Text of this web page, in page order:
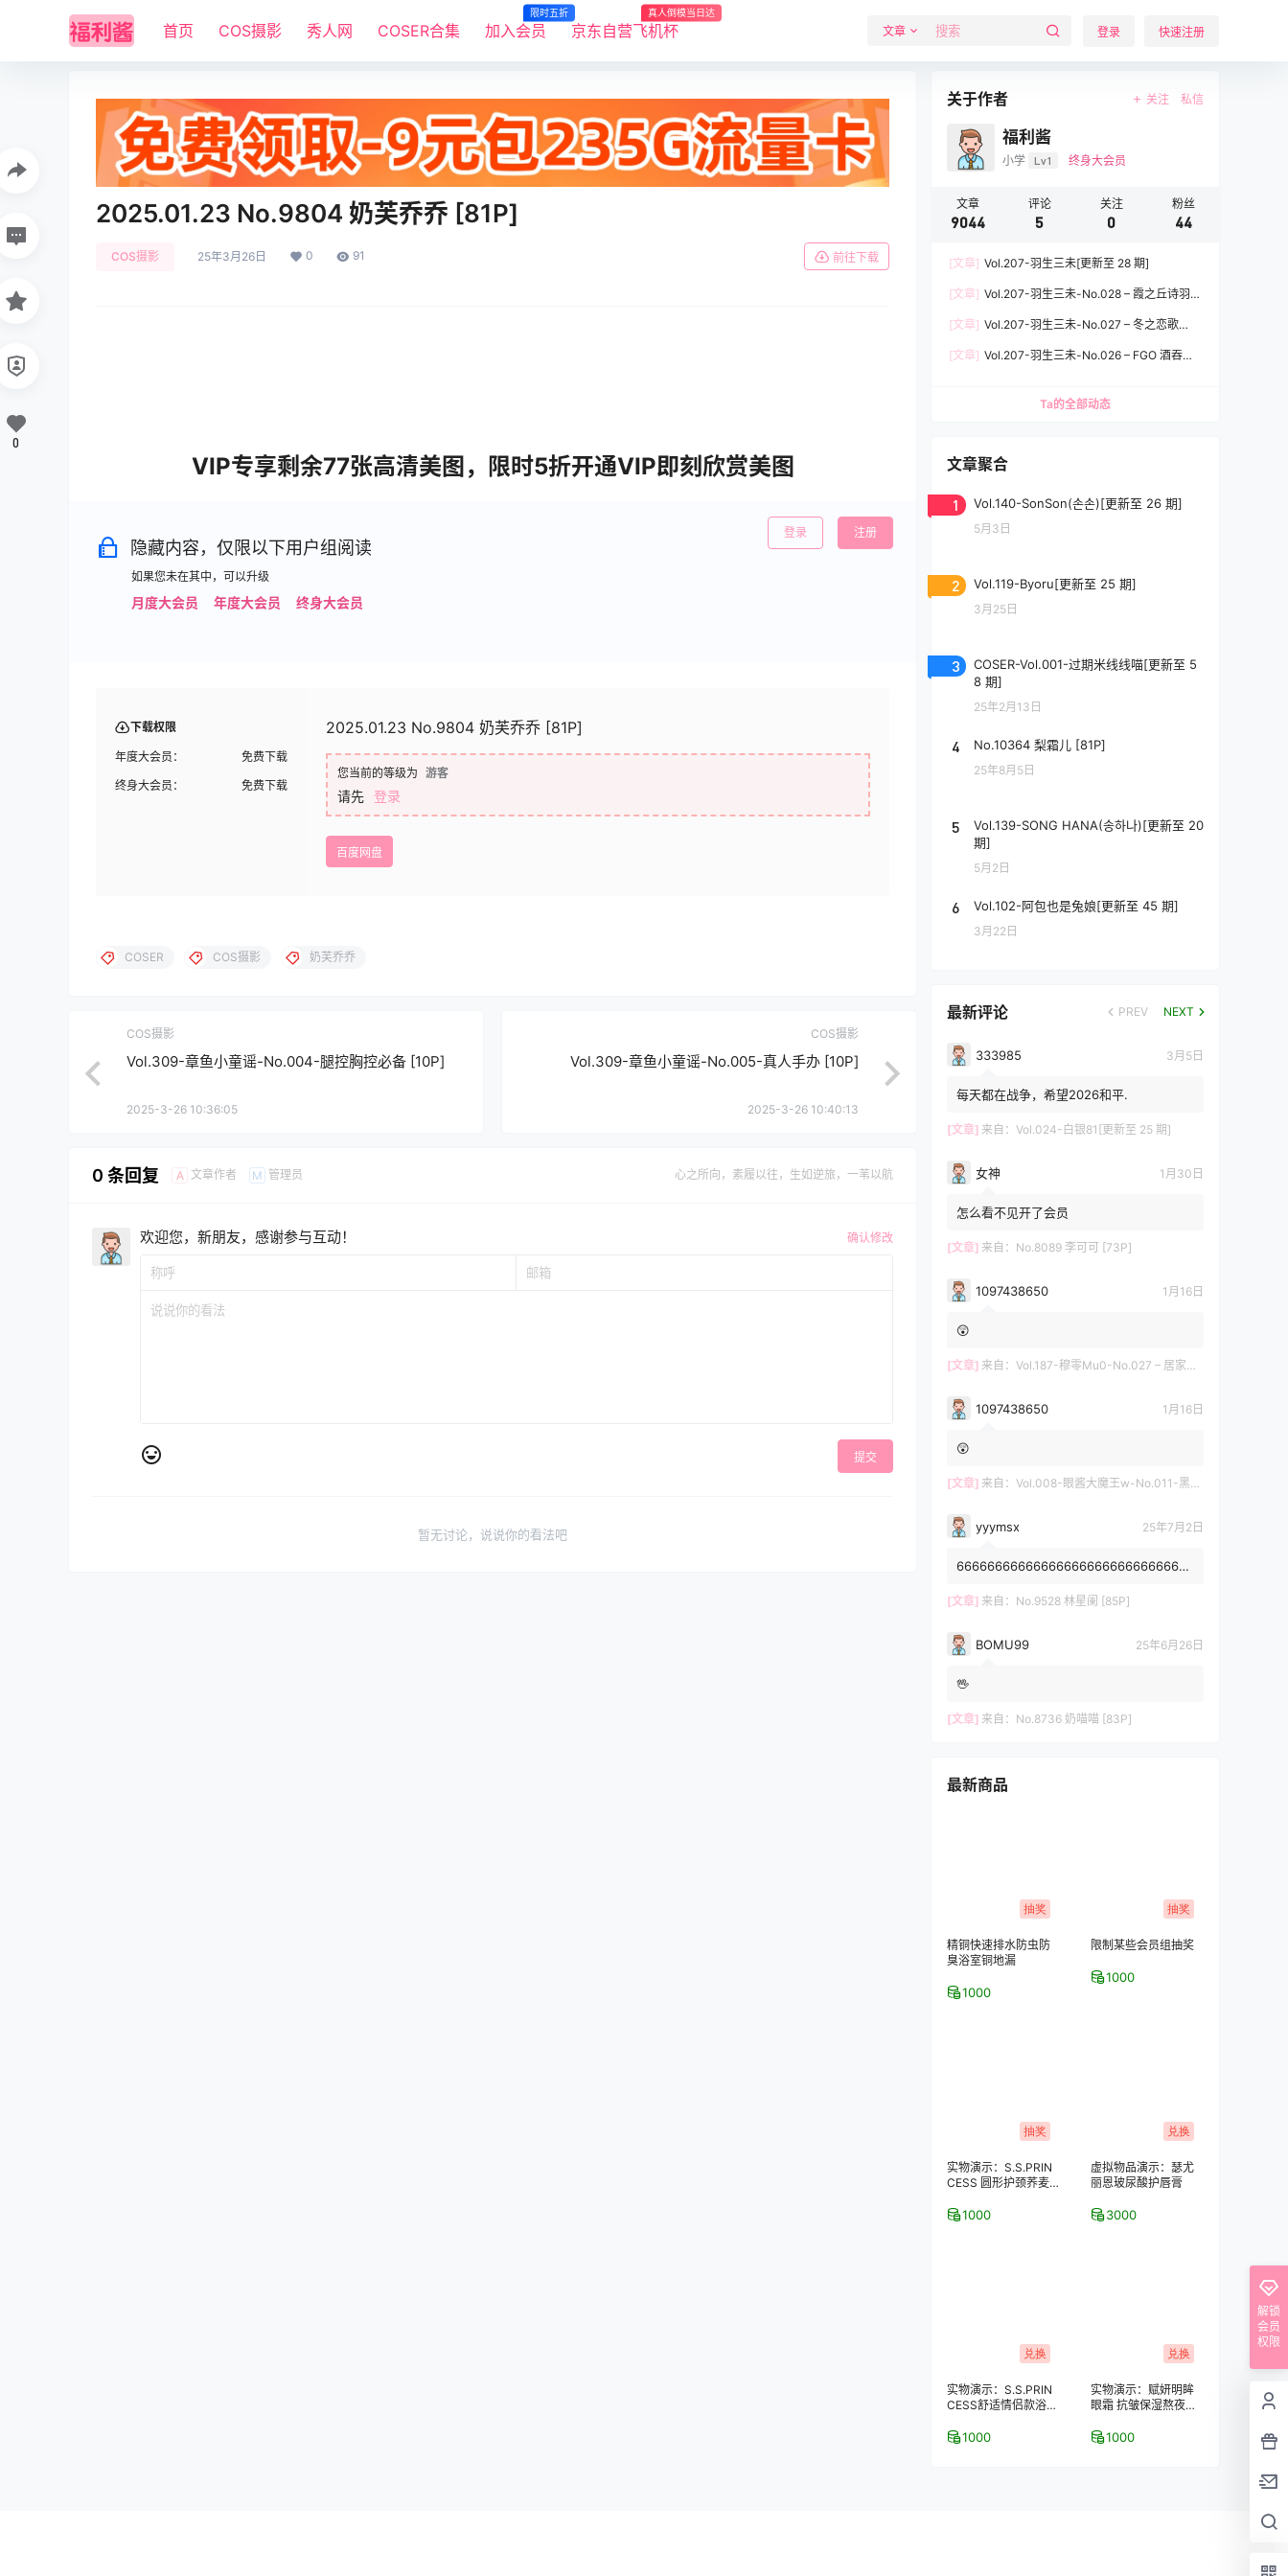
首页 COS摄影 秀人网 COSER合集 加入会员
限时五折
京东自营飞机杯
真人倒模当日达
文章 登录 快速注册
2025.01.23 No.9804 奶芙乔乔 [81P]
COS摄影 25年3月26日 0 91 前往下载
VIP专享剩余77张高清美图，限时5折开通VIP即刻欣赏美图
隐藏内容，仅限以下用户组阅读
如果您未在其中，可以升级
月度大会员 年度大会员 终身大会员
登录 注册
下载权限
年度大会员：
免费下载
终身大会员：
免费下载
2025.01.23 No.9804 奶芙乔乔 [81P]
您当前的等级为 游客
请先 登录
百度网盘
0
COSER COS摄影 奶芙乔乔
COS摄影
Vol.309-章鱼小童谣-No.004-腿控胸控必备 [10P]
2025-3-26 10:36:05
COS摄影
Vol.309-章鱼小童谣-No.005-真人手办 [10P]
2025-3-26 10:40:13
0 条回复 A 文章作者 M 管理员 心之所向，素履以往，生如逆旅，一苇以航
欢迎您，新朋友，感谢参与互动！ 确认修改
提交
暂无讨论，说说你的看法吧
关于作者 关注 私信
福利酱
小学 Lv1 终身大会员
文章
9044
评论
5
关注
0
粉丝
44
[文章] Vol.207-羽生三未[更新至 28 期]
[文章] Vol.207-羽生三未-No.028 – 霞之丘诗羽兔
[文章] Vol.207-羽生三未-No.027 – 冬之恋歌
[文章] Vol.207-羽生三未-No.026 – FGO 酒吞童
Ta的全部动态
文章聚合
1 Vol.140-SonSon(손손)[更新至 26 期]
5月3日
2 Vol.119-Byoru[更新至 25 期]
3月25日
3
COSER-Vol.001-过期米线线喵[更新至 5
8 期]
25年2月13日
4 No.10364 梨霜儿 [81P]
25年8月5日
5
Vol.139-SONG HANA(송하나)[更新至 20
期]
5月2日
6 Vol.102-阿包也是兔娘[更新至 45 期]
3月22日
最新评论 PREV NEXT
333985 3月5日
每天都在战争，希望2026和平.
[文章] 来自： Vol.024-白银81[更新至 25 期]
女神 1月30日
怎么看不见开了会员
[文章] 来自： No.8089 李可可 [73P]
1097438650 1月16日
😲
[文章] 来自： Vol.187-穆零Mu0-No.027 – 居家自拍 [12P]
1097438650 1月16日
😲
[文章] 来自： Vol.008-眼酱大魔王w-No.011-黑护士 [20P]
yyymsx 25年7月2日
6666666666666666666666666666666
[文章] 来自： No.9528 林星阑 [85P]
BOMU99 25年6月26日
🖖
[文章] 来自： No.8736 奶喵喵 [83P]
最新商品
抽奖
精铜快速排水防虫防
臭浴室铜地漏
1000
抽奖
限制某些会员组抽奖
1000
抽奖
实物演示：S.S.PRIN
CESS 圆形护颈荞麦
1000
兑换
虚拟物品演示：瑟尤
丽恩玻尿酸护唇膏
3000
兑换
实物演示：S.S.PRIN
CESS舒适情侣款浴室
1000
兑换
实物演示：赋妍明眸
眼霜 抗皱保湿熬夜去
1000
解锁
会员
权限